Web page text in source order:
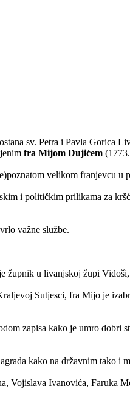
sv. Petra i Pavla Gorica
fra Mijom Dujićem
velikom franjevcu u
i političkim prilikama za
važne službe.
župnik u livanjskoj župi
Sutjesci, fra Mijo je
zapisa kako je umro dobri
kako na državnim tako i
Vojislava Ivanovića, Faruka